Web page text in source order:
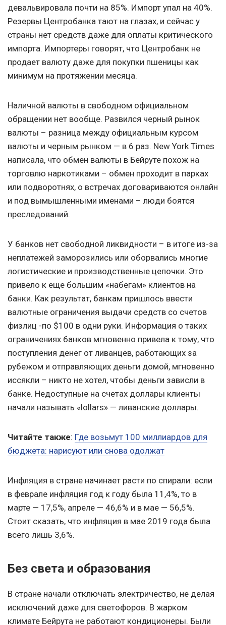
девальвировала почти на 85%. Импорт упал на 40%.
Резервы Центробанка тают на глазах, и сейчас у
страны нет средств даже для оплаты критического
импорта. Импортеры говорят, что Центробанк не
продает валюту даже для покупки пшеницы как
минимум на протяжении месяца.
Наличной валюты в свободном официальном
обращении нет вообще. Развился черный рынок
валюты – разница между официальным курсом
валюты и черным рынком — в 6 раз. New York Times
написала, что обмен валюты в Бейруте похож на
торговлю наркотиками – обмен проходит в парках
или подворотнях, о встречах договариваются онлайн
и под вымышленными именами – люди боятся
преследований.
У банков нет свободной ликвидности – в итоге из-за
неплатежей заморозились или оборвались многие
логистические и производственные цепочки. Это
привело к еще большим «набегам» клиентов на
банки. Как результат, банкам пришлось ввести
валютные ограничения выдачи средств со счетов
физлиц -по $100 в одни руки. Информация о таких
ограничениях банков мгновенно привела к тому, что
поступления денег от ливанцев, работающих за
рубежом и отправляющих деньги домой, мгновенно
иссякли – никто не хотел, чтобы деньги зависли в
банке. Недоступные на счетах доллары клиенты
начали называть «lollars» — ливанские доллары.
Читайте также: Где возьмут 100 миллиардов для
бюджета: нарисуют или снова одолжат
Инфляция в стране начинает расти по спирали: если
в феврале инфляция год к году была 11,4%, то в
марте — 17,5%, апреле — 46,6% и в мае — 56,5%.
Стоит сказать, что инфляция в мае 2019 года была
всего лишь 3,6%.
Без света и образования
В стране начали отключать электричество, не делая
исключений даже для светофоров. В жарком
климате Бейрута не работают кондиционеры. Были